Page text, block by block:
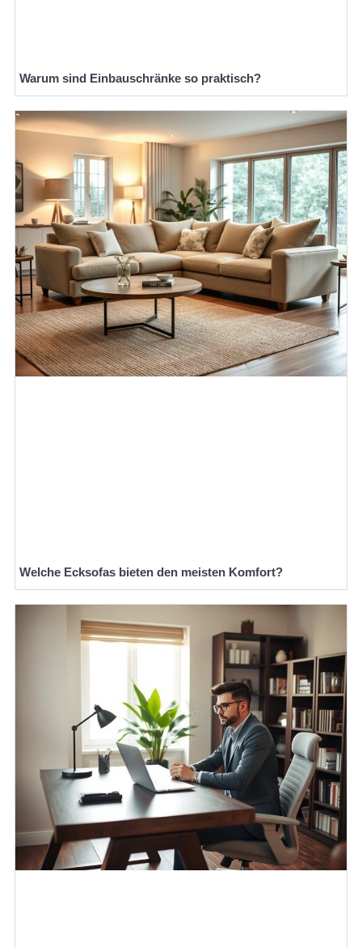
Warum sind Einbauschränke so praktisch?
Welche Ecksofas bieten den meisten Komfort?